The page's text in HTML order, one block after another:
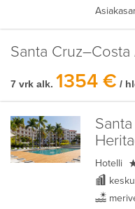
Santa
7 vrk alk. 1354 € /
Hotelli